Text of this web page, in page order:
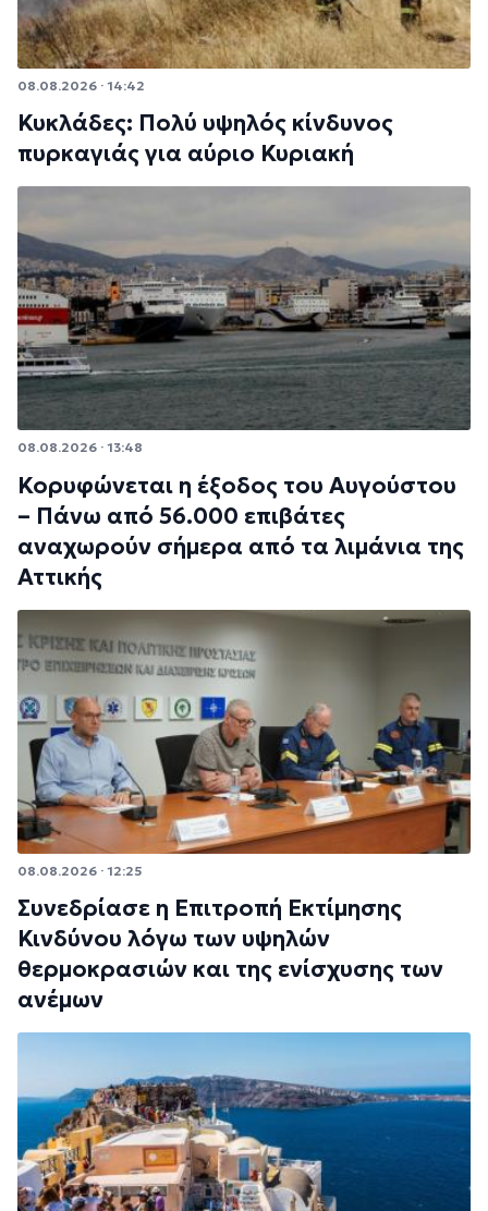
08.08.2026 · 14:42
Κυκλάδες: Πολύ υψηλός κίνδυνος
πυρκαγιάς για αύριο Κυριακή
08.08.2026 · 13:48
Κορυφώνεται η έξοδος του Αυγούστου
– Πάνω από 56.000 επιβάτες
αναχωρούν σήμερα από τα λιμάνια της
Αττικής
08.08.2026 · 12:25
Συνεδρίασε η Επιτροπή Εκτίμησης
Κινδύνου λόγω των υψηλών
θερμοκρασιών και της ενίσχυσης των
ανέμων